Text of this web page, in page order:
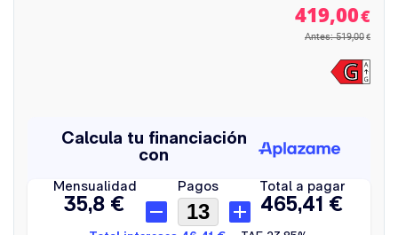
419,00€
Antes: 519,00 €